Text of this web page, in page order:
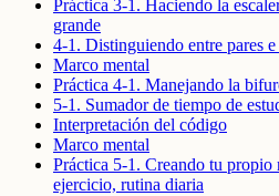
Práctica 3-1. Haciendo la
grande
4-1. Distinguiendo entre pares e
Marco mental
Práctica 4-1. Manejando la
5-1. Sumador de tiempo de
Interpretación del código
Marco mental
Práctica 5-1. Creando tu propio
ejercicio, rutina diaria